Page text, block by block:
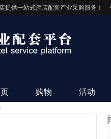
提供一站式酒店配套产业采购服务！
购物 活动